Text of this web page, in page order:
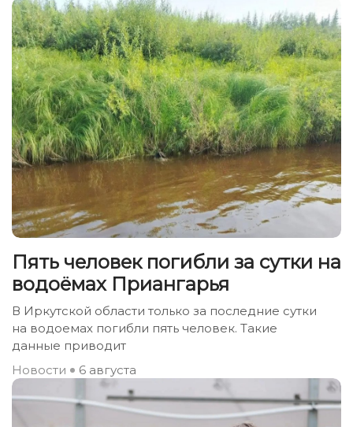
Пять человек погибли за сутки на
водоёмах Приангарья
В Иркутской области только за последние сутки
на водоемах погибли пять человек. Такие
данные приводит
Новости
6 августа